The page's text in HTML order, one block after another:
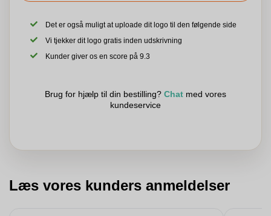
Det er også muligt at uploade dit logo til den følgende side
Vi tjekker dit logo gratis inden udskrivning
Kunder giver os en score på 9.3
Brug for hjælp til din bestilling? Chat med vores
kundeservice
Læs vores kunders anmeldelser